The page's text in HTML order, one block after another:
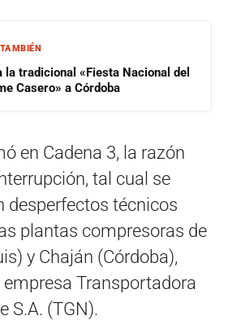
la tradicional «Fiesta Nacional del
Casero» a Córdoba
en Cadena 3, la razón
tal cual se
desperfectos técnicos
plantas compresoras de
y Chaján (Córdoba),
Transportadora
S.A. (TGN).